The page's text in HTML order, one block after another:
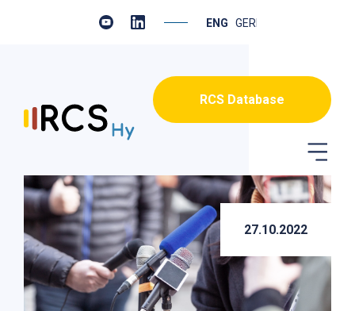
ENGLISHGERMAN
RCS Database
27.10.2022